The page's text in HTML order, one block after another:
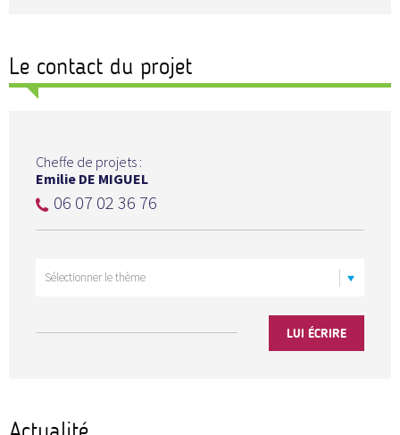
Le contact du projet
Cheffe de projets :
Emilie DE MIGUEL
06 07 02 36 76
LUI ÉCRIRE